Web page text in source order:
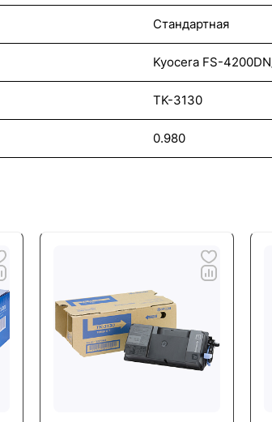
Стандартная
Kyocera FS-
TK-3130
0.980